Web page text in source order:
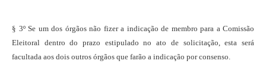
§ 3º Se um dos órgãos não fizer a indicação de membro para a Comissão
Eleitoral dentro do prazo estipulado no ato de solicitação, esta será
facultada aos dois outros órgãos que farão a indicação por consenso.